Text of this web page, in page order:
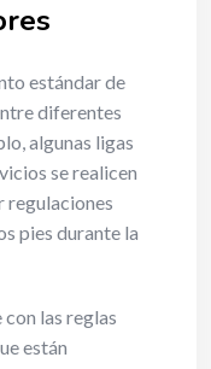
estándar de
diferentes
algunas ligas
se realicen
regulaciones
pies durante la
las reglas
están